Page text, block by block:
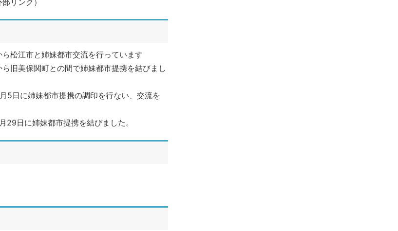
ら松江市と姉妹都市交流を行っています
ら旧美保関町との間で姉妹都市提携を結びまし
5日に姉妹都市提携の調印を行ない、交流を
29日に姉妹都市提携を結びました。